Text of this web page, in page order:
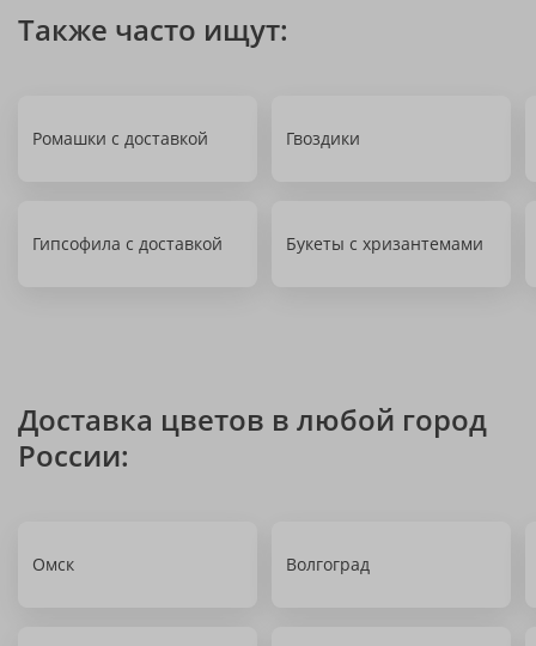
Также часто ищут:
Ромашки с доставкой Гвоздики
Гипсофила с доставкой Букеты с хризантемами
Доставка цветов в любой город
России:
Омск Волгоград